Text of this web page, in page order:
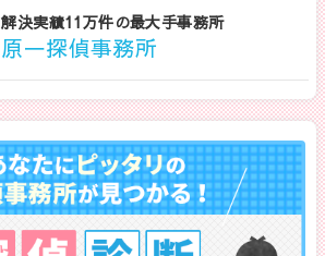
解決実績11万件の最大手事務所
原一探偵事務所